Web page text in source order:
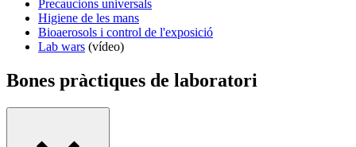
Precaucions universals
Higiene de les mans
Bioaerosols i control de l'exposició
Lab wars (vídeo)
Bones pràctiques de laboratori